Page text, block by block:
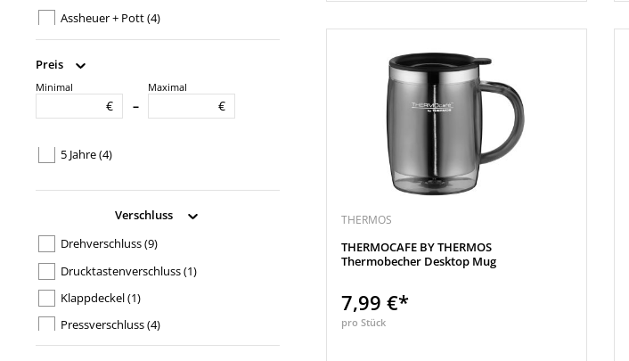
Assheuer + Pott(4)
Newell Poland Services(4)
Thermos
Bartscher(4)
Sistema Plastics
Preis
Minimal
€ –
Maximal
€
Garantiedauer
5 Jahre(4)
Verschluss
Drehverschluss(9)
Drucktastenverschluss(1)
Klappdeckel(1)
Pressverschluss(4)
THERMOS
THERMOCAFE BY THERMOS
Thermobecher Desktop Mug
7,99 €*
pro Stück